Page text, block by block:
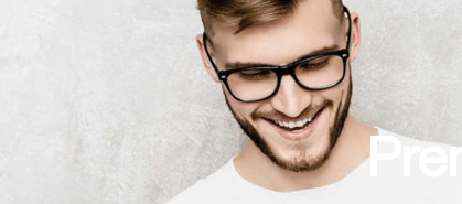
Prenez le